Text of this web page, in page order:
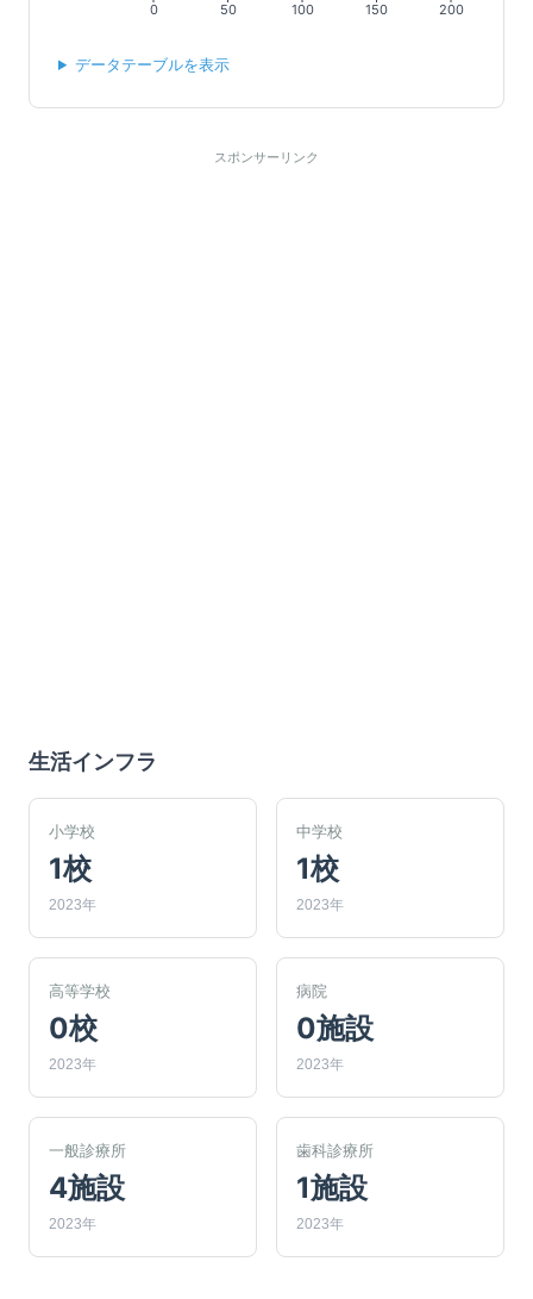
0 50 100 150 200
データテーブルを表示
スポンサーリンク
生活インフラ
小学校
1校
2023年
中学校
1校
2023年
高等学校
0校
2023年
病院
0施設
2023年
一般診療所
4施設
2023年
歯科診療所
1施設
2023年